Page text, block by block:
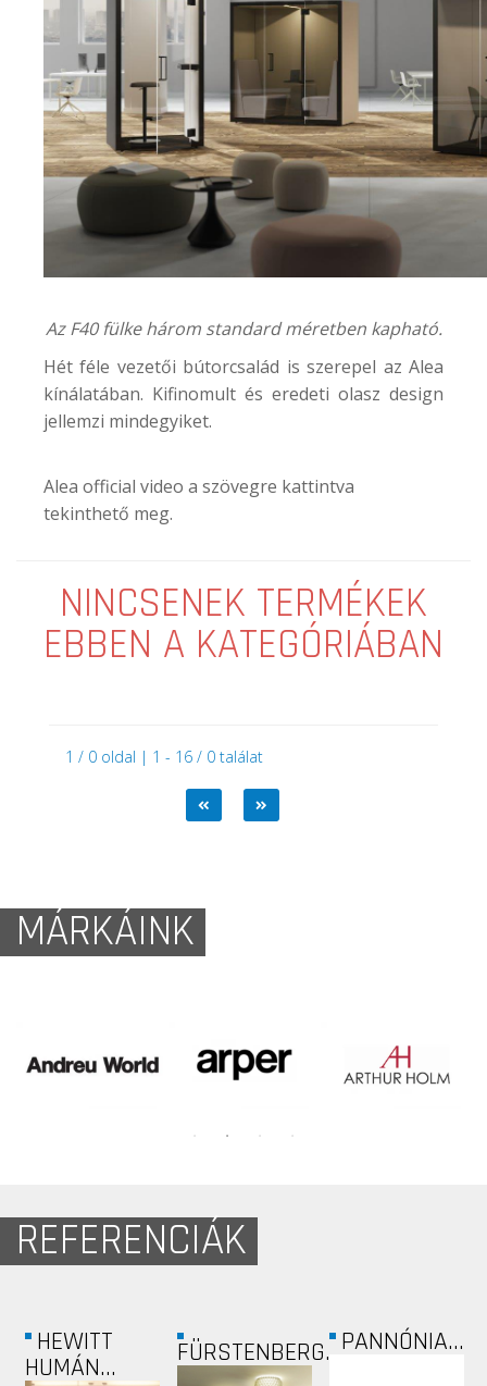
Az F40 fülke három standard méretben kapható.
Hét féle vezetői bútorcsalád is szerepel az Alea
kínálatában. Kifinomult és eredeti olasz design
jellemzi mindegyiket.
Alea official video a szövegre kattintva
tekinthető meg.
NINCSENEK TERMÉKEK
EBBEN A KATEGÓRIÁBAN
1 / 0 oldal | 1 - 16 / 0 találat
MÁRKÁINK
REFERENCIÁK
HEWITT
HUMÁN...
FÜRSTENBERG... PANNÓNIA...